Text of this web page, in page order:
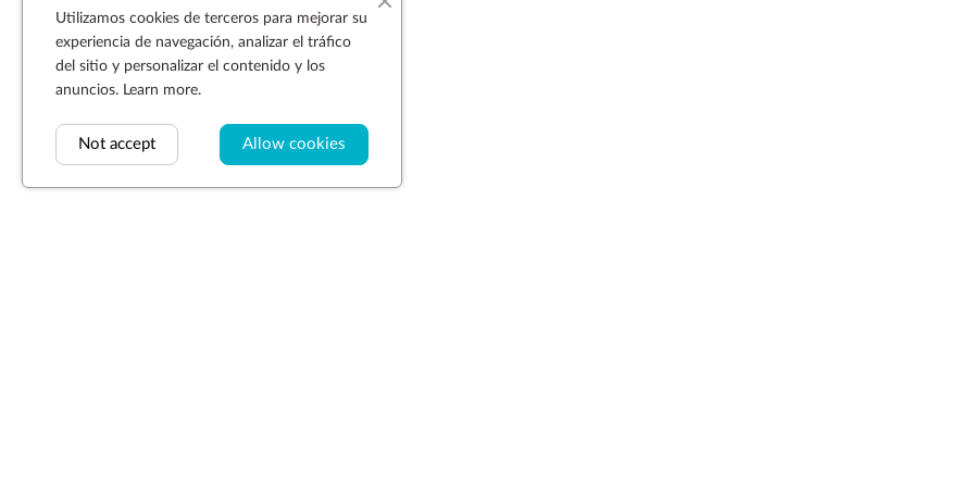
Utilizamos cookies de terceros para mejorar su
experiencia de navegación, analizar el tráfico
del sitio y personalizar el contenido y los
anuncios. Learn more.
Allow cookies
Not accept